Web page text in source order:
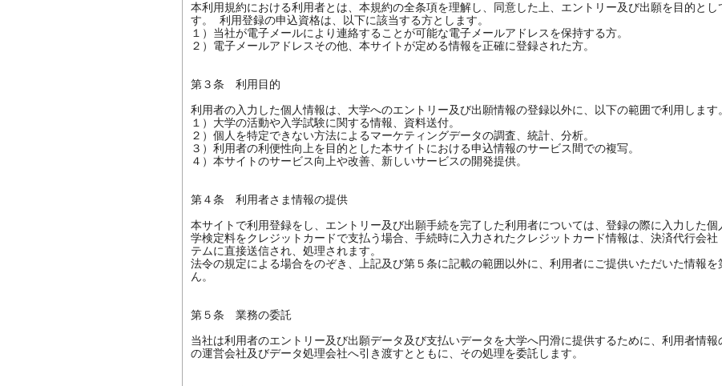
本利用規約における利用者とは、本規約の全条項を理解し、同意した上、エントリー及び出願を目的と
す。 利用登録の申込資格は、以下に該当する方とします。
１）当社が電子メールにより連絡することが可能な電子メールアドレスを保持する方。
２）電子メールアドレスその他、本サイトが定める情報を正確に登録された方。
第３条　利用目的
利用者の入力した個人情報は、大学へのエントリー及び出願情報の登録以外に、以下の範囲で利用します。
１）大学の活動や入学試験に関する情報、資料送付。
２）個人を特定できない方法によるマーケティングデータの調査、統計、分析。
３）利用者の利便性向上を目的とした本サイトにおける申込情報のサービス間での複写。
４）本サイトのサービス向上や改善、新しいサービスの開発提供。
第４条　利用者さま情報の提供
本サイトで利用登録をし、エントリー及び出願手続を完了した利用者については、登録の際に入力した
学検定料をクレジットカードで支払う場合、手続時に入力されたクレジットカード情報は、決済代行会
テムに直接送信され、処理されます。
法令の規定による場合をのぞき、上記及び第５条に記載の範囲以外に、利用者にご提供いただいた情報
ん。
第５条　業務の委託
当社は利用者のエントリー及び出願データ及び支払いデータを大学へ円滑に提供するために、利用者情
の運営会社及びデータ処理会社へ引き渡すとともに、その処理を委託します。